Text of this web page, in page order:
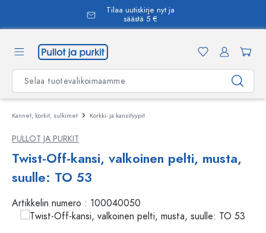
Tilaa uutiskirje nyt ja
säästä 5 €
Kannet, korkit, sulkimet Korkki- ja kansityypit
PULLOT JA PURKIT
Twist-Off-kansi, valkoinen pelti, musta,
suulle: TO 53
Artikkelin numero : 100040050